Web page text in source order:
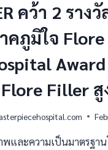
คว้า 2 ราง
คภูมิใจ Flore
Filler สู
และความเป็นมาตรฐาน